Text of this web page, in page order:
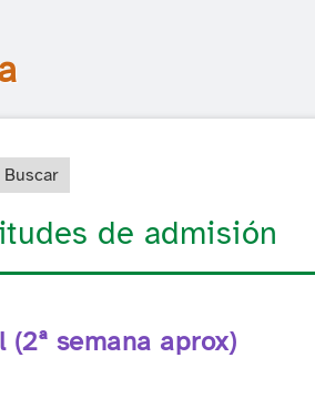
de admisión
semana aprox)